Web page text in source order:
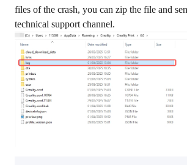
files of the crash, you can zip the file and
technical support channel.